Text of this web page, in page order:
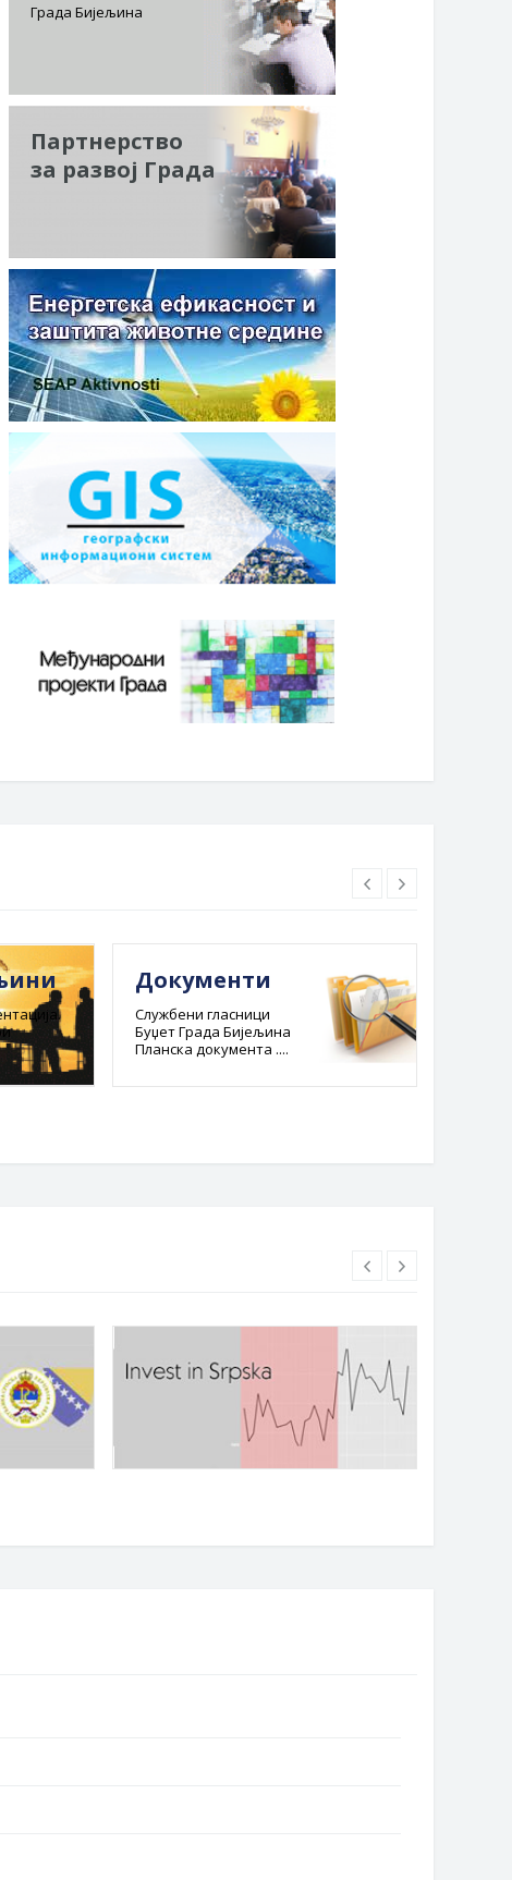
Града Бијељина
Партнерство
за развој Града
Документи
Службени гласници
Буџет Града Бијељина
Планска документа ....